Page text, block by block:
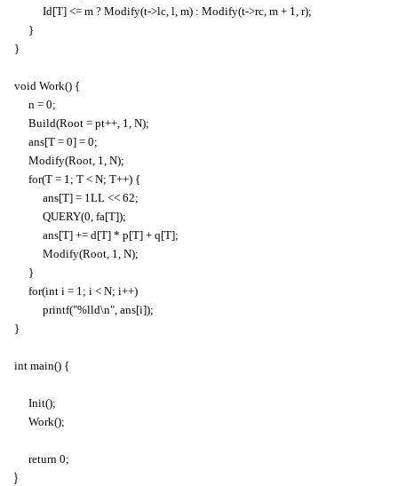
Id[T] <= m ? Modify(t->lc, l, m) : Modify(t->rc, m + 1, r);
}
}
void Work() {
n = 0;
Build(Root = pt++, 1, N);
ans[T = 0] = 0;
Modify(Root, 1, N);
for(T = 1; T < N; T++) {
ans[T] = 1LL << 62;
QUERY(0, fa[T]);
ans[T] += d[T] * p[T] + q[T];
Modify(Root, 1, N);
}
for(int i = 1; i < N; i++)
printf("%lld\n", ans[i]);
}
int main() {
Init();
Work();
return 0;
}